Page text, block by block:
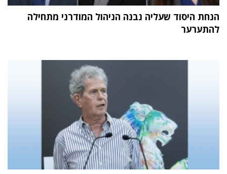
הנחת היסוד שעליה נבנה הניהול המודרני מתחילה
להתערער